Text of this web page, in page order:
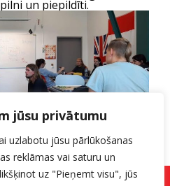
jūsu privātumu
uzlabotu jūsu pārlūkošanas
reklāmas vai saturu un
uz "Pieņemt visu", jūs
un piepildīti.